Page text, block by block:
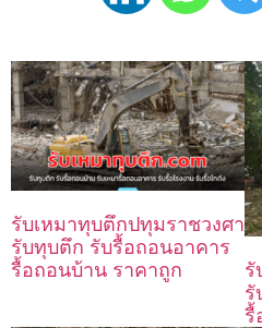
รับเหมาทุบตึกปทุมราชวงศา
รับทุบตึก รับรื้อถอนอาคาร
รื้อถอนบ้าน ราคาถูก
รั
รั
รื้